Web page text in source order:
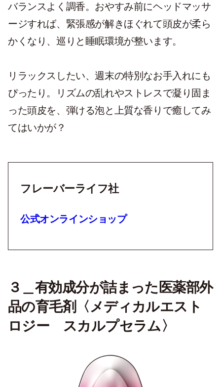
バランスよく調香。おやすみ前にヘッドマッサ
ージすれば、緊張感が解きほぐれて頭皮が柔ら
かくなり、巡りと睡眠環境が整います。
リラックスしたい、週末の特別なお手入れにも
ぴったり。リズムの乱れやストレスで凝り固ま
った頭皮を、弾ける泡と上質な香りで癒してみ
てはいかが？
フレーバーライフ社
公式オンラインショップ
３＿有効成分が詰まった医薬部外
品の育毛剤〈メディカルエスト
ロジー スカルプセラム〉